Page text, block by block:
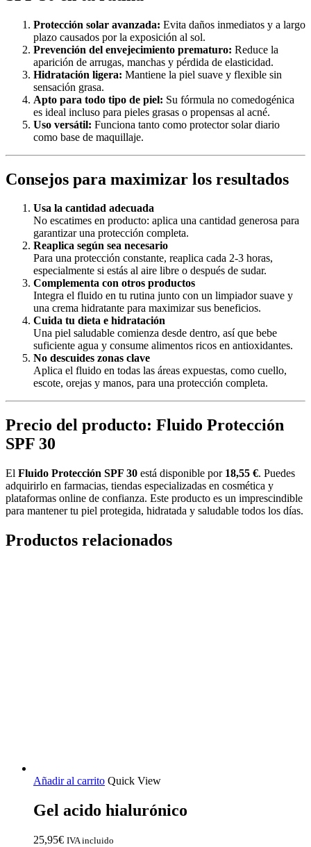
Protección solar avanzada: Evita daños inmediatos y a largo
plazo causados por la exposición al sol.
Prevención del envejecimiento prematuro: Reduce la
aparición de arrugas, manchas y pérdida de elasticidad.
Hidratación ligera: Mantiene la piel suave y flexible sin
sensación grasa.
Apto para todo tipo de piel: Su fórmula no comedogénica
es ideal incluso para pieles grasas o propensas al acné.
Uso versátil: Funciona tanto como protector solar diario
como base de maquillaje.
Consejos para maximizar los resultados
Usa la cantidad adecuada
No escatimes en producto: aplica una cantidad generosa para
garantizar una protección completa.
Reaplica según sea necesario
Para una protección constante, reaplica cada 2-3 horas,
especialmente si estás al aire libre o después de sudar.
Complementa con otros productos
Integra el fluido en tu rutina junto con un limpiador suave y
una crema hidratante para maximizar sus beneficios.
Cuida tu dieta e hidratación
Una piel saludable comienza desde dentro, así que bebe
suficiente agua y consume alimentos ricos en antioxidantes.
No descuides zonas clave
Aplica el fluido en todas las áreas expuestas, como cuello,
escote, orejas y manos, para una protección completa.
Precio del producto: Fluido Protección
SPF 30
El Fluido Protección SPF 30 está disponible por 18,55 €. Puedes
adquirirlo en farmacias, tiendas especializadas en cosmética y
plataformas online de confianza. Este producto es un imprescindible
para mantener tu piel protegida, hidratada y saludable todos los días.
Productos relacionados
Añadir al carrito Quick View
Gel acido hialurónico
25,95€ IVA incluido